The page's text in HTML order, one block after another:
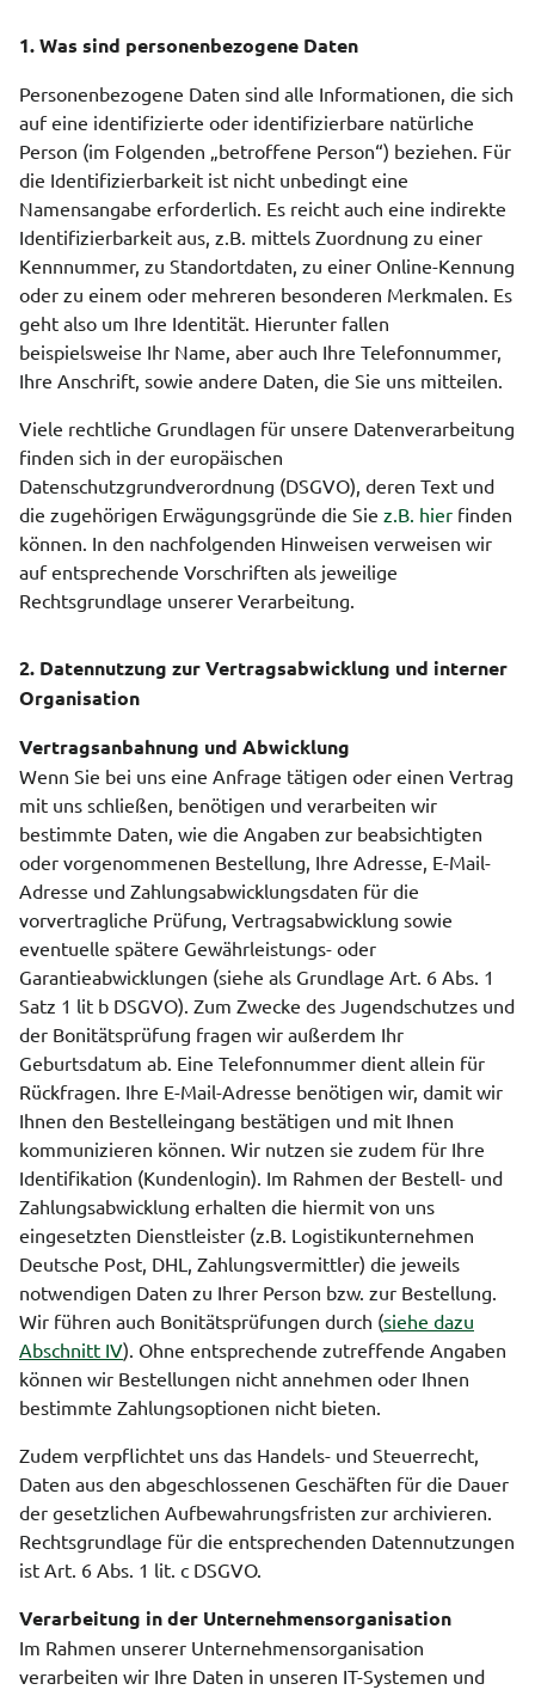
1. Was sind personenbezogene Daten
Personenbezogene Daten sind alle Informationen, die sich
auf eine identifizierte oder identifizierbare natürliche
Person (im Folgenden „betroffene Person“) beziehen. Für
die Identifizierbarkeit ist nicht unbedingt eine
Namensangabe erforderlich. Es reicht auch eine indirekte
Identifizierbarkeit aus, z.B. mittels Zuordnung zu einer
Kennnummer, zu Standortdaten, zu einer Online-Kennung
oder zu einem oder mehreren besonderen Merkmalen. Es
geht also um Ihre Identität. Hierunter fallen
beispielsweise Ihr Name, aber auch Ihre Telefonnummer,
Ihre Anschrift, sowie andere Daten, die Sie uns mitteilen.
Viele rechtliche Grundlagen für unsere Datenverarbeitung
finden sich in der europäischen
Datenschutzgrundverordnung (DSGVO), deren Text und
die zugehörigen Erwägungsgründe die Sie z.B. hier finden
können. In den nachfolgenden Hinweisen verweisen wir
auf entsprechende Vorschriften als jeweilige
Rechtsgrundlage unserer Verarbeitung.
2. Datennutzung zur Vertragsabwicklung und interner
Organisation
Vertragsanbahnung und Abwicklung
Wenn Sie bei uns eine Anfrage tätigen oder einen Vertrag
mit uns schließen, benötigen und verarbeiten wir
bestimmte Daten, wie die Angaben zur beabsichtigten
oder vorgenommenen Bestellung, Ihre Adresse, E-Mail-
Adresse und Zahlungsabwicklungsdaten für die
vorvertragliche Prüfung, Vertragsabwicklung sowie
eventuelle spätere Gewährleistungs- oder
Garantieabwicklungen (siehe als Grundlage Art. 6 Abs. 1
Satz 1 lit b DSGVO). Zum Zwecke des Jugendschutzes und
der Bonitätsprüfung fragen wir außerdem Ihr
Geburtsdatum ab. Eine Telefonnummer dient allein für
Rückfragen. Ihre E-Mail-Adresse benötigen wir, damit wir
Ihnen den Bestelleingang bestätigen und mit Ihnen
kommunizieren können. Wir nutzen sie zudem für Ihre
Identifikation (Kundenlogin). Im Rahmen der Bestell- und
Zahlungsabwicklung erhalten die hiermit von uns
eingesetzten Dienstleister (z.B. Logistikunternehmen
Deutsche Post, DHL, Zahlungsvermittler) die jeweils
notwendigen Daten zu Ihrer Person bzw. zur Bestellung.
Wir führen auch Bonitätsprüfungen durch (siehe dazu
Abschnitt IV). Ohne entsprechende zutreffende Angaben
können wir Bestellungen nicht annehmen oder Ihnen
bestimmte Zahlungsoptionen nicht bieten.
Zudem verpflichtet uns das Handels- und Steuerrecht,
Daten aus den abgeschlossenen Geschäften für die Dauer
der gesetzlichen Aufbewahrungsfristen zur archivieren.
Rechtsgrundlage für die entsprechenden Datennutzungen
ist Art. 6 Abs. 1 lit. c DSGVO.
Verarbeitung in der Unternehmensorganisation
Im Rahmen unserer Unternehmensorganisation
verarbeiten wir Ihre Daten in unseren IT-Systemen und